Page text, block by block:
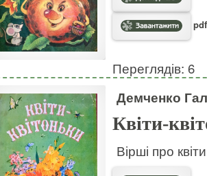
Переглядів: 6
Демченко
Квіти-
Вірші про